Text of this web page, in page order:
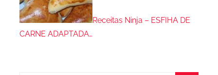
Receitas Ninja – ESFIHA DE
CARNE ADAPTADA…